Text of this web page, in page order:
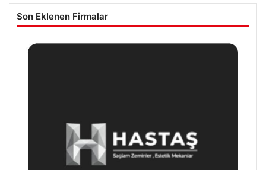
Son Eklenen Firmalar